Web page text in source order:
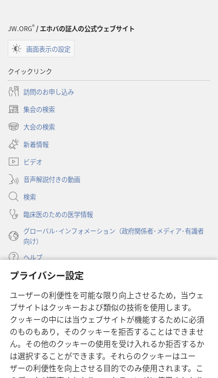
プライバシー設定
ユーザーの利便性を可能な限り向上させるため，当ウェ
ブサイトはクッキーおよび類似の技術を使用します。
クッキーの中には当ウェブサイトが機能するために必須
のものもあり，そのクッキーを拒否することはできませ
ん。その他のクッキーの使用を受け入れるか拒否するか
は選択することができます。それらのクッキーはユー
ザーの利便性を向上させる目的でのみ使用されます。こ
JW.ORG®/ エホバの証人の公式ウェブサイト
画面表示の設定
クイックリンク
訪問のお申し込み
集会の検索
（新
し
タ
で
開
く）
大会の検索
（新
し
い
タ
ブ
で
開
く）
新着情報
ビデオ
音声解説付きの動画
検索
臨床医のための医学情報
グローバル･インフォメーション（政府関係者･メディア･有識者
向け）
ヘルプ
寄付
し
い
タ
ブ
で
開
く）
ものみの塔 オンライン・ライブラリー
（新
し
い
タ
ブ
で
開
JW Hub ®
（新
し
い
タ
JW Library ®
Watchtower Library®